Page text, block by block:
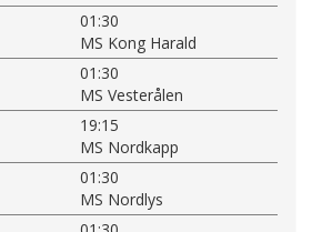
01:30
MS Kong Harald
01:30
MS Vesterålen
19:15
MS Nordkapp
01:30
MS Nordlys